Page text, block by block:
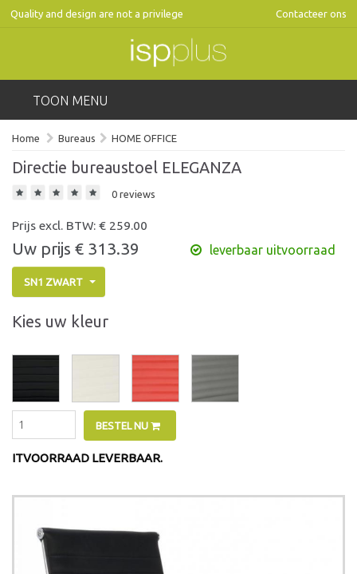
Quality and design are not a privilege Contacteer ons
TOON MENU
Home Bureaus HOME OFFICE
Directie bureaustoel ELEGANZA
0 reviews
Prijs excl. BTW: € 259.00
Uw prijs € 313.39 leverbaar uitvoorraad
SN1 ZWART
Kies uw kleur
BESTEL NU
ITVOORRAAD LEVERBAAR.